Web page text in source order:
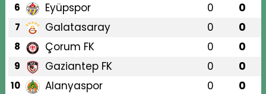
6 Eyüpspor 0 0
7 Galatasaray 0 0
8 Çorum FK 0 0
9 Gaziantep FK 0 0
10 Alanyaspor 0 0